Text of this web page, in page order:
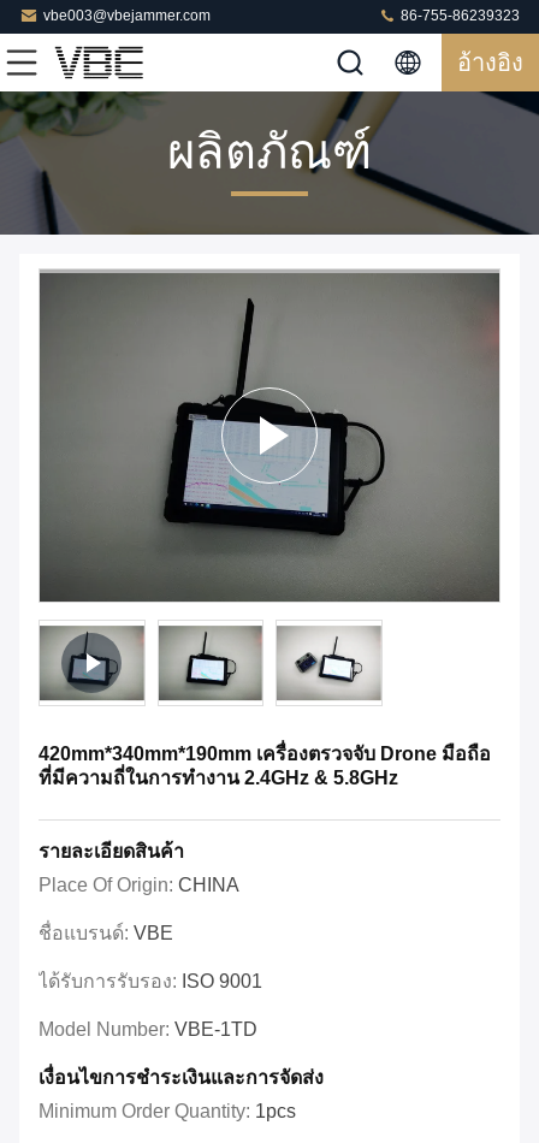
vbe003@vbejammer.com 86-755-86239323
อ้างอิง
ผลิตภัณฑ์
420mm*340mm*190mm เครื่องตรวจจับ Drone มือถือ
ที่มีความถี่ในการทํางาน 2.4GHz & 5.8GHz
รายละเอียดสินค้า
Place Of Origin: CHINA
ชื่อแบรนด์: VBE
ได้รับการรับรอง: ISO 9001
Model Number: VBE-1TD
เงื่อนไขการชําระเงินและการจัดส่ง
Minimum Order Quantity: 1pcs